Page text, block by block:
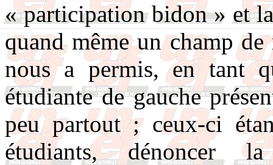
« participation bidon » et
quand même un champ
nous a permis, en tant
étudiante de gauche
peu partout ; ceux-ci
étudiants, dénoncer